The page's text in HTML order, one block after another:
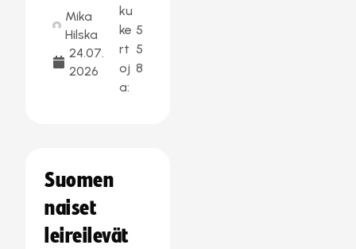
Mika
Hilska
24.07.
2026
ku
ke
rt
oj
a:
5
5
8
Suomen
naiset
leireilevät